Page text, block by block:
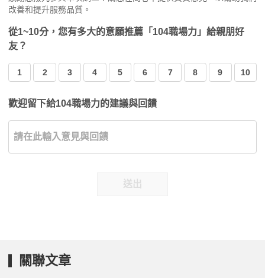
改善和提升服務品質。
從1~10分，您有多大的意願推薦「104職場力」給親朋好
友？
1 2 3 4 5 6 7 8 9 10
歡迎留下給104職場力的建議與回饋
送出
關聯文章